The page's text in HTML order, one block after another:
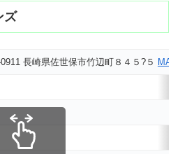
ズ
長崎県佐世保市竹辺町８４５?５ MAP